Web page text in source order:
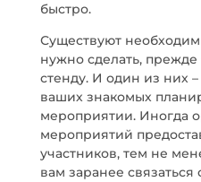
быстро.
Существуют
нужно сделать,
стенду. И один из них –
ваших знакомых
мероприятии. Иногда
мероприятий
участников, тем не
вам заранее